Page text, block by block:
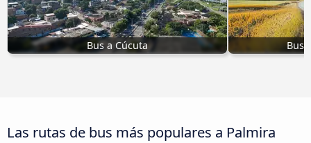
Bus a Cúcuta Bus
Las rutas de bus más populares a Palmira